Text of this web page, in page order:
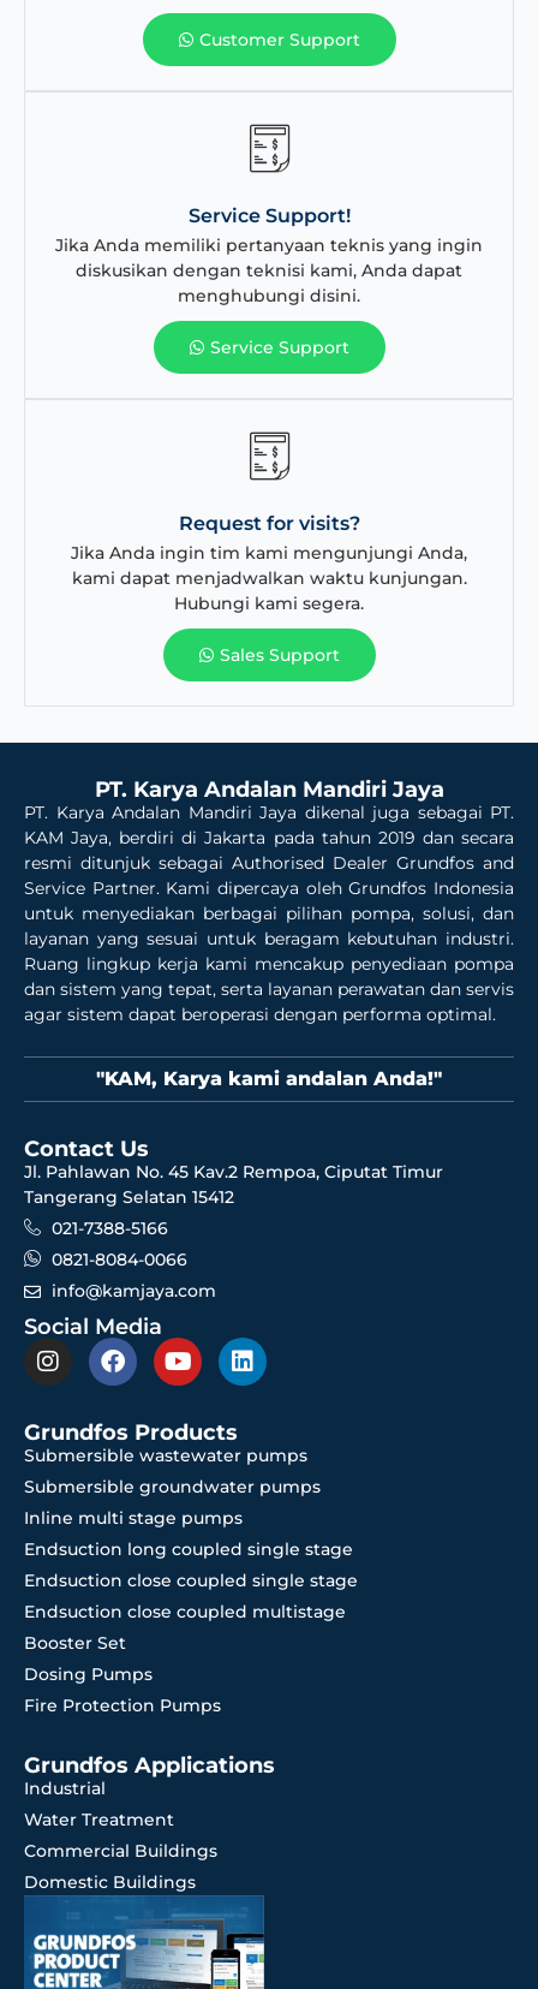
Customer Support
Service Support!
Jika Anda memiliki pertanyaan teknis yang ingin
diskusikan dengan teknisi kami, Anda dapat
menghubungi disini.
Service Support
Request for visits?
Jika Anda ingin tim kami mengunjungi Anda,
kami dapat menjadwalkan waktu kunjungan.
Hubungi kami segera.
Sales Support
PT. Karya Andalan Mandiri Jaya
PT. Karya Andalan Mandiri Jaya dikenal juga sebagai PT.
KAM Jaya, berdiri di Jakarta pada tahun 2019 dan secara
resmi ditunjuk sebagai Authorised Dealer Grundfos and
Service Partner. Kami dipercaya oleh Grundfos Indonesia
untuk menyediakan berbagai pilihan pompa, solusi, dan
layanan yang sesuai untuk beragam kebutuhan industri.
Ruang lingkup kerja kami mencakup penyediaan pompa
dan sistem yang tepat, serta layanan perawatan dan servis
agar sistem dapat beroperasi dengan performa optimal.
"KAM, Karya kami andalan Anda!"
Contact Us
Jl. Pahlawan No. 45 Kav.2 Rempoa, Ciputat Timur
Tangerang Selatan 15412
021-7388-5166
0821-8084-0066
info@kamjaya.com
Social Media
Grundfos Products
Submersible wastewater pumps
Submersible groundwater pumps
Inline multi stage pumps
Endsuction long coupled single stage
Endsuction close coupled single stage
Endsuction close coupled multistage
Booster Set
Dosing Pumps
Fire Protection Pumps
Grundfos Applications
Industrial
Water Treatment
Commercial Buildings
Domestic Buildings